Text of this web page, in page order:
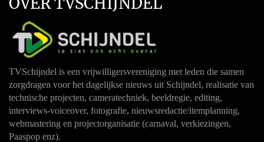
TVSchijndel is een vrijwilligersvereniging met leden die samen
zorgdragen voor het dagelijkse nieuws uit Schijndel, realisatie van
technische projecten, cameratechniek, beeldregie, editing,
interviews-voiceover, fotografie, nieuwsredactie/itemplanning,
webmastering en projectorganisatie (carnaval, verkiezingen,
Paaspop enz).